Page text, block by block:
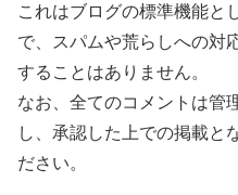
これはブログの標準機能と
で、スパムや荒らしへの対
することはありません。
なお、全てのコメントは管
し、承認した上での掲載と
ださい。